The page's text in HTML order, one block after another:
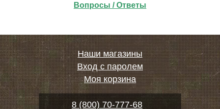
Вопросы / Ответы
Наши магазины
Вход с паролем
Моя корзина
8 (800) 70-777-68